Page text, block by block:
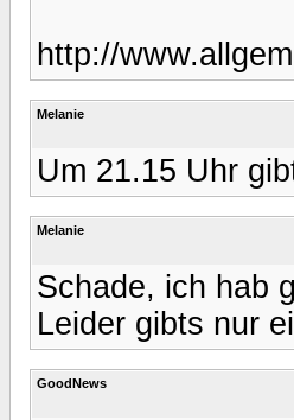
http://
Melanie
Um 21.15 Uhr
Melanie
Schade, ich hab
Leider gibts nur
GoodNews